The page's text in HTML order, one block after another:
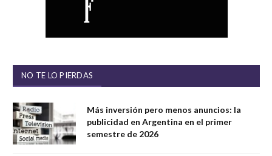
NO TE LO PIERDAS
Más inversión pero menos anuncios: la
publicidad en Argentina en el primer
semestre de 2026